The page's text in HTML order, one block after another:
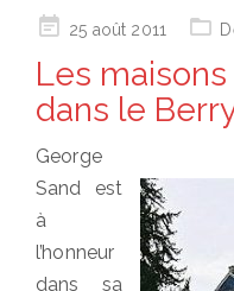
Posted25 août 2011
Les
dans le
George
Sand est
à
l’honneur
dans sa